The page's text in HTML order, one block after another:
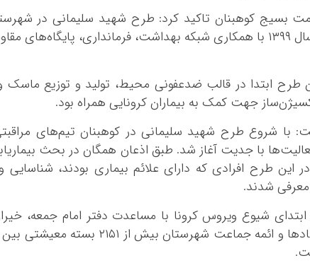
بسیج کوهبنان تاکید کرد: طرح شهید سلیمانی در
کشور از ۲۰ آذرماه سال ۱۳۹۹ با همکاری شبکه بهداشت، فرمانداری،
ابتدا در قالب ضدعفونی محیط، تولید و توزیع ماسک
جهت کمک به بیماران کرونایی همراه بود.
با شروع طرح شهید سلیمانی در کوهبنان تیم‌های
با جدیت آغاز شد. طبق اذعان همگان در بحث
این طرح افرادی که دارای علائم بیماری بودند،
شدند.
شیوع ویروس کرونا با مساعدت دفتر امام جمعه،
مساجد، ادارات و نهادها و ائمه جماعت